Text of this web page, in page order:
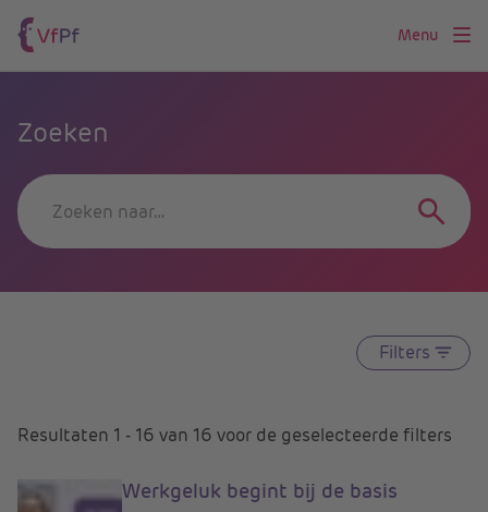
Menu
Zoeken
Filters
Resultaten 1 - 16 van 16 voor de geselecteerde filters
Werkgeluk begint bij de basis